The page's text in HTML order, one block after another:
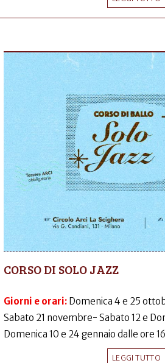
CORSO DI SOLO JAZZ
Giorni e orari: Domenica 4 e 25
Sabato 21 novembre- Sabato 12 e
Domenica 10 e 24 gennaio dalle ore
LEGGI TUTTO